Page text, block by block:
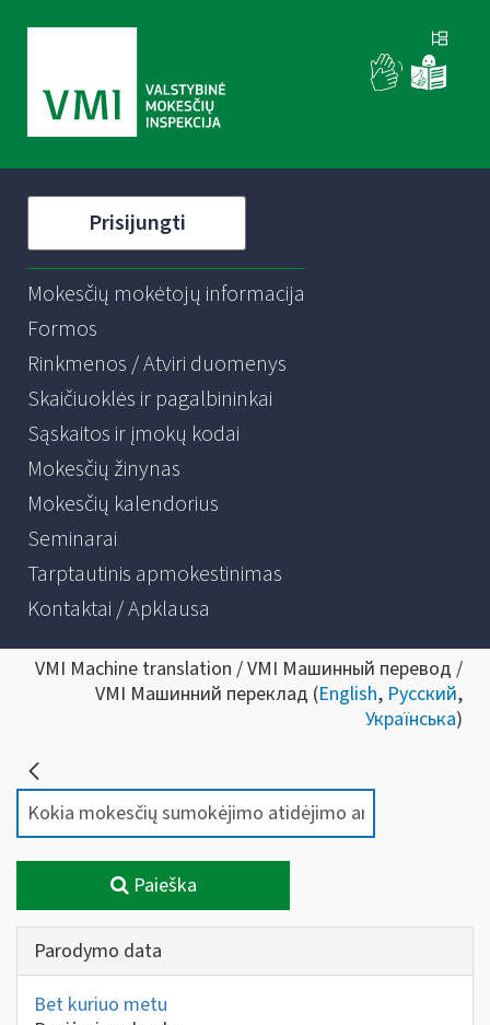
Prisijungti
Mokesčių mokėtojų informacija
Formos
Rinkmenos / Atviri duomenys
Skaičiuoklės ir pagalbininkai
Sąskaitos ir įmokų kodai
Mokesčių žinynas
Mokesčių kalendorius
Seminarai
Tarptautinis apmokestinimas
Kontaktai / Apklausa
VMI Machine translation / VMI Машинный перевод /
VMI Машинний переклад (English, Русский,
Українська)
Paieška
Parodymo data
Bet kuriuo metu